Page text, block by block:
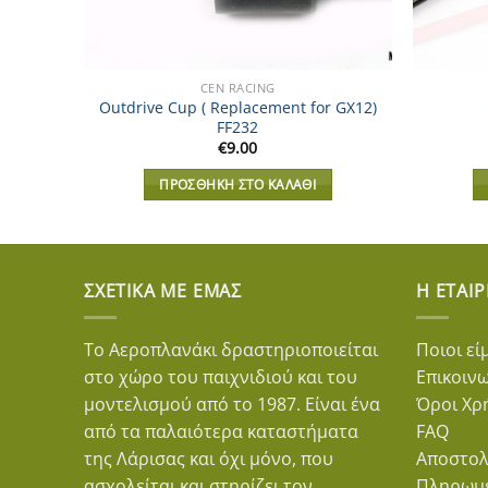
CEN RACING
Outdrive Cup ( Replacement for GX12)
FF232
€9.00
ΠΡΟΣΘΉΚΗ ΣΤΟ ΚΑΛΆΘΙ
ΣΧΕΤΙΚΆ ΜΕ ΕΜΆΣ
Το Αεροπλανάκι δραστηριοποιείται
στο χώρο του παιχνιδιού και του
μοντελισμού από το 1987. Είναι ένα
από τα παλαιότερα καταστήματα
της Λάρισας και όχι μόνο, που
Η
Ποιοι
Όροι
FAQ